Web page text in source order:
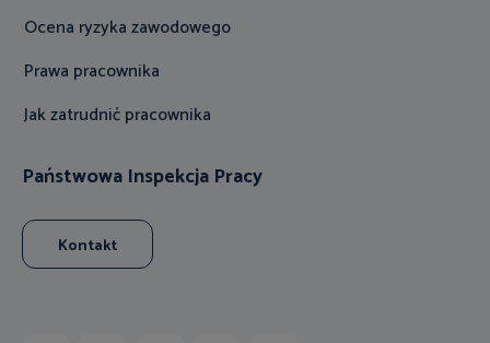
Ocena ryzyka zawodowego
Prawa pracownika
Jak zatrudnić pracownika
Państwowa Inspekcja Pracy
Kontakt